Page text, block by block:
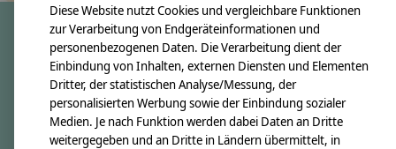
crêpes suzette
Über uns
Unsere Creppies
Diese Website nutzt Cookies und vergleichbare Funktionen
zur Verarbeitung von Endgeräteinformationen und
personenbezogenen Daten. Die Verarbeitung dient der
Einbindung von Inhalten, externen Diensten und Elementen
Dritter, der statistischen Analyse/Messung, der
personalisierten Werbung sowie der Einbindung sozialer
Medien. Je nach Funktion werden dabei Daten an Dritte
weitergegeben und an Dritte in Ländern übermittelt, in